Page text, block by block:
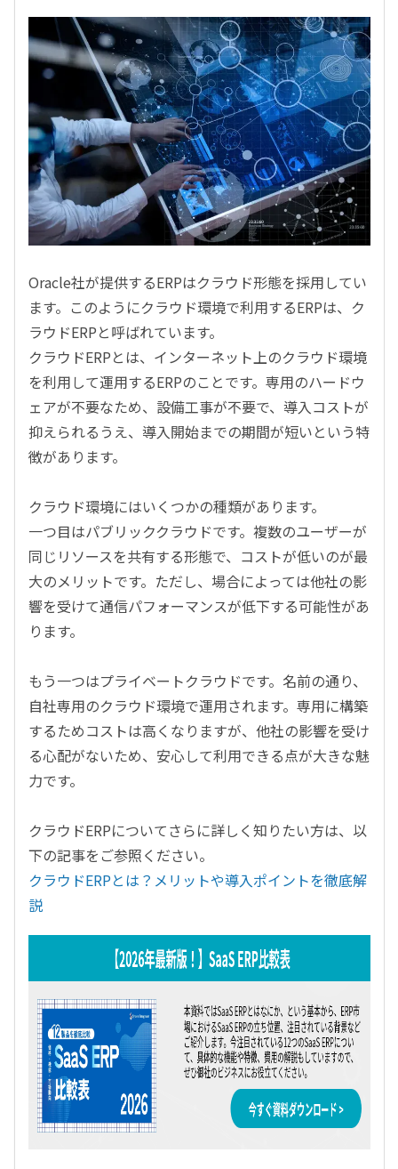
Oracle社が提供するERPはクラウド形態を採用してい
ます。このようにクラウド環境で利用するERPは、ク
ラウドERPと呼ばれています。
クラウドERPとは、インターネット上のクラウド環境
を利用して運用するERPのことです。専用のハードウ
ェアが不要なため、設備工事が不要で、導入コストが
抑えられるうえ、導入開始までの期間が短いという特
徴があります。
クラウド環境にはいくつかの種類があります。
一つ目はパブリッククラウドです。複数のユーザーが
同じリソースを共有する形態で、コストが低いのが最
大のメリットです。ただし、場合によっては他社の影
響を受けて通信パフォーマンスが低下する可能性があ
ります。
もう一つはプライベートクラウドです。名前の通り、
自社専用のクラウド環境で運用されます。専用に構築
するためコストは高くなりますが、他社の影響を受け
る心配がないため、安心して利用できる点が大きな魅
力です。
クラウドERPについてさらに詳しく知りたい方は、以
下の記事をご参照ください。
クラウドERPとは？メリットや導入ポイントを徹底解
説